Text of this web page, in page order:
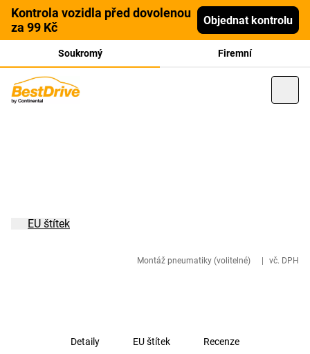
Kontrola vozidla před dovolenou
za 99 Kč
Objednat kontrolu
Soukromý Firemní
Montáž pneumatiky (volitelné) vč. DPH
EU štítek
Detaily EU štítek Recenze